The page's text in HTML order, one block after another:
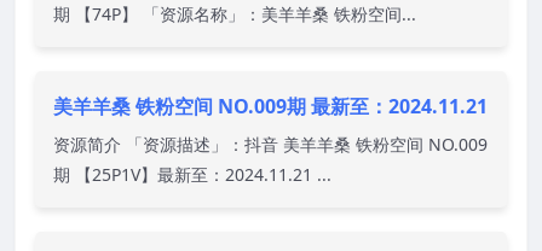
期 【74P】 「资源名称」：美羊羊桑 铁粉空间...
美羊羊桑 铁粉空间 NO.009期 最新至：2024.11.21
资源简介 「资源描述」：抖音 美羊羊桑 铁粉空间 NO.009
期 【25P1V】最新至：2024.11.21 ...